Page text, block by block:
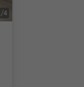
/4